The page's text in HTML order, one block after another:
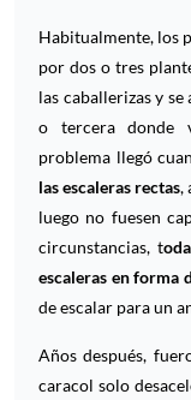
Habitualmente, los
por dos o tres
las caballerizas y se
o tercera donde
problema llegó
las escaleras rectas,
luego no fuesen
circunstancias, t
escaleras en forma
de escalar para un
Años después,
caracol solo